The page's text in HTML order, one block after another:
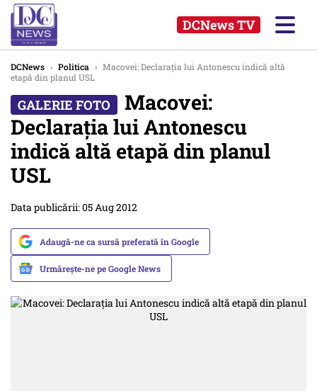
DCNews TV
DCNews › Politica › Macovei: Declaraţia lui Antonescu indică altă
etapă din planul USL
Macovei:
Declaraţia lui Antonescu
indică altă etapă din planul
USL
Data publicării: 05 Aug 2012
Adaugă-ne ca sursă preferată în Google
Urmărește-ne pe Google News